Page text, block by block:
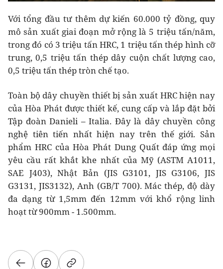
Với tổng đầu tư thêm dự kiến 60.000 tỷ đồng, quy
mô sản xuất giai đoạn mở rộng là 5 triệu tấn/năm,
trong đó có 3 triệu tấn HRC, 1 triệu tấn thép hình cỡ
trung, 0,5 triệu tấn thép dây cuộn chất lượng cao,
0,5 triệu tấn thép tròn chế tạo.
Toàn bộ dây chuyền thiết bị sản xuất HRC hiện nay
của Hòa Phát được thiết kế, cung cấp và lắp đặt bởi
Tập đoàn Danieli – Italia. Đây là dây chuyền công
nghệ tiên tiến nhất hiện nay trên thế giới. Sản
phẩm HRC của Hòa Phát Dung Quất đáp ứng mọi
yêu cầu rất khắt khe nhất của Mỹ (ASTM A1011,
SAE J403), Nhật Bản (JIS G3101, JIS G3106, JIS
G3131, JIS3132), Anh (GB/T 700). Mác thép, độ dày
đa dạng từ 1,5mm đến 12mm với khổ rộng linh
hoạt từ 900mm - 1.500mm.